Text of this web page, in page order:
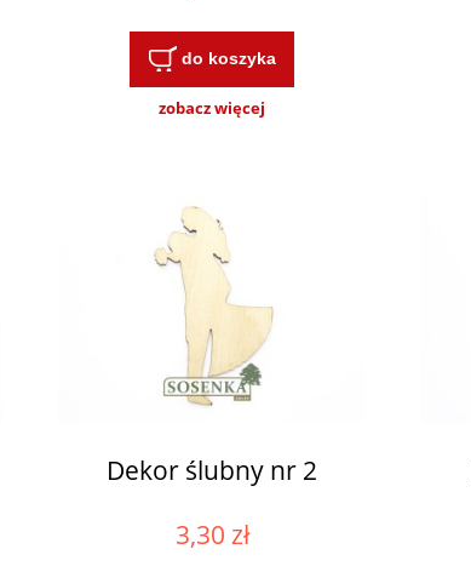
do koszyka
zobacz więcej
Dekor ślubny nr 2
3,30 zł